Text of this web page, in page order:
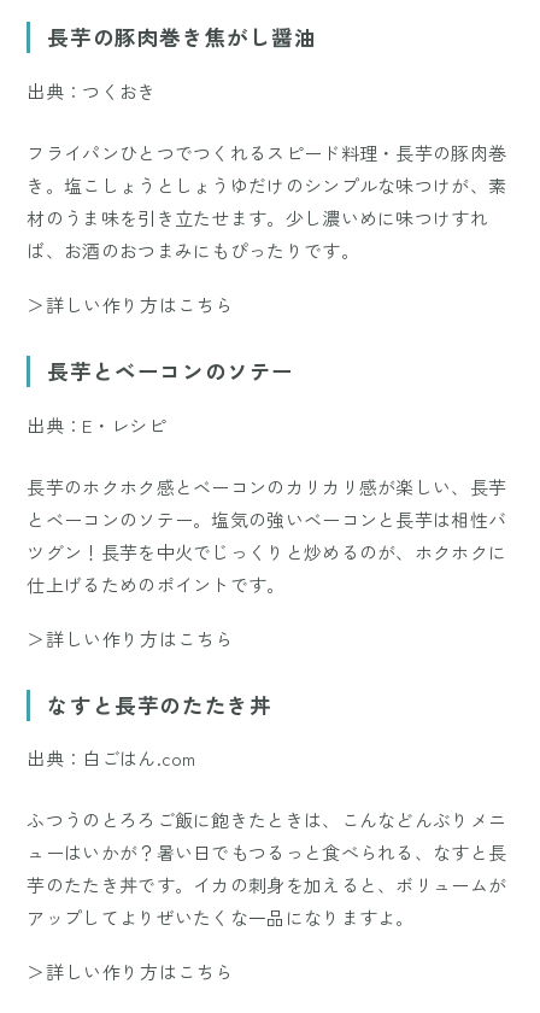
長芋の豚肉巻き焦がし醤油
出典：つくおき
フライパンひとつでつくれるスピード料理・長芋の豚肉巻
き。塩こしょうとしょうゆだけのシンプルな味つけが、素
材のうま味を引き立たせます。少し濃いめに味つけすれ
ば、お酒のおつまみにもぴったりです。
＞詳しい作り方はこちら
長芋とベーコンのソテー
出典：E・レシピ
長芋のホクホク感とベーコンのカリカリ感が楽しい、長芋
とベーコンのソテー。塩気の強いベーコンと長芋は相性バ
ツグン！長芋を中火でじっくりと炒めるのが、ホクホクに
仕上げるためのポイントです。
＞詳しい作り方はこちら
なすと長芋のたたき丼
出典：白ごはん.com
ふつうのとろろご飯に飽きたときは、こんなどんぶりメニ
ューはいかが？暑い日でもつるっと食べられる、なすと長
芋のたたき丼です。イカの刺身を加えると、ボリュームが
アップしてよりぜいたくな一品になりますよ。
＞詳しい作り方はこちら